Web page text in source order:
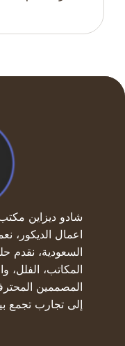
شادو ديزاين
السعودية، نقدم
المكاتب،
المصممين
إلى تجارب تجمع